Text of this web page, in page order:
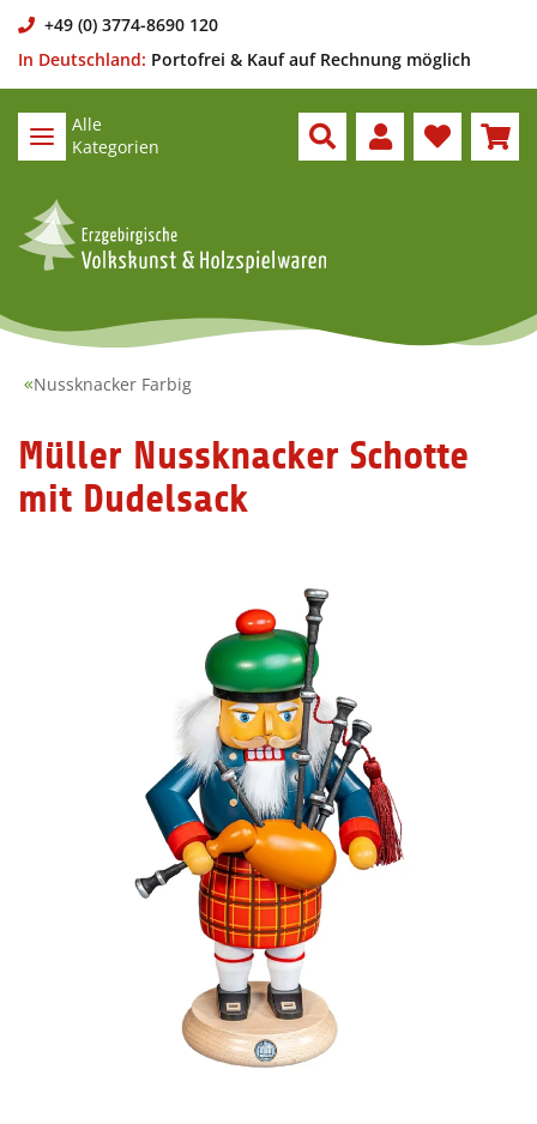
+49 (0) 3774-8690 120
In Deutschland: Portofrei & Kauf auf Rechnung möglich
Alle
Kategorien
Nussknacker Farbig
Müller Nussknacker Schotte
mit Dudelsack